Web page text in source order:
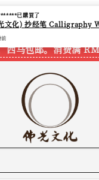
追踪您的订单
赖的商店
马包邮。消费满
已購買了
前